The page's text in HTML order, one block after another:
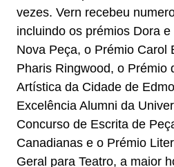
vezes. Vern recebeu
incluindo os prémios Dora
Nova Peça, o Prémio Carol
Pharis Ringwood, o Prémio
Artística da Cidade de
Excelência Alumni da
Concurso de Escrita de
Canadianas e o Prémio
Geral para Teatro, a maior